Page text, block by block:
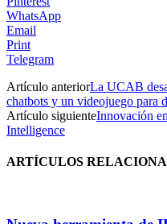
WhatsApp
Email
Print
Telegram
Artículo anteriorLa UCAB
chatbots y un videojuego para
Artículo siguienteInnovación
Intelligence
ARTÍCULOS